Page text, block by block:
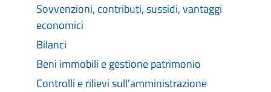
Sovvenzioni, contributi, sussidi, vantaggi
economici
Bilanci
Beni immobili e gestione patrimonio
Controlli e rilievi sull'amministrazione